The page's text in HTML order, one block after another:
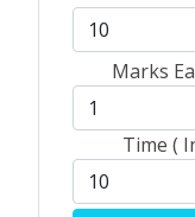
Marks
Time (